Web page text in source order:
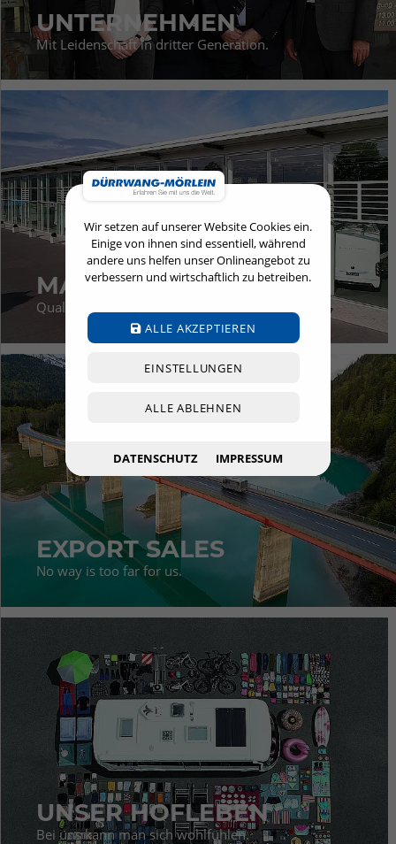
Wir setzen auf unserer Website Cookies ein.
Einige von ihnen sind essentiell, während
andere uns helfen unser Onlineangebot zu
verbessern und wirtschaftlich zu betreiben.
ALLE AKZEPTIEREN
EINSTELLUNGEN
ALLE ABLEHNEN
DATENSCHUTZ IMPRESSUM
UNTERNEHMEN
Mit Leidenschaft in dritter Generation.
MARKENWELT
Qualität die begeistert.
EXPORT SALES
No way is too far for us.
UNSER HOFLEBEN
Bei uns kann man sich wohlfühlen.